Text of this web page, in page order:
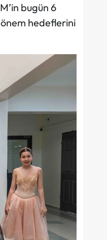
bugün 6
hedeflerini